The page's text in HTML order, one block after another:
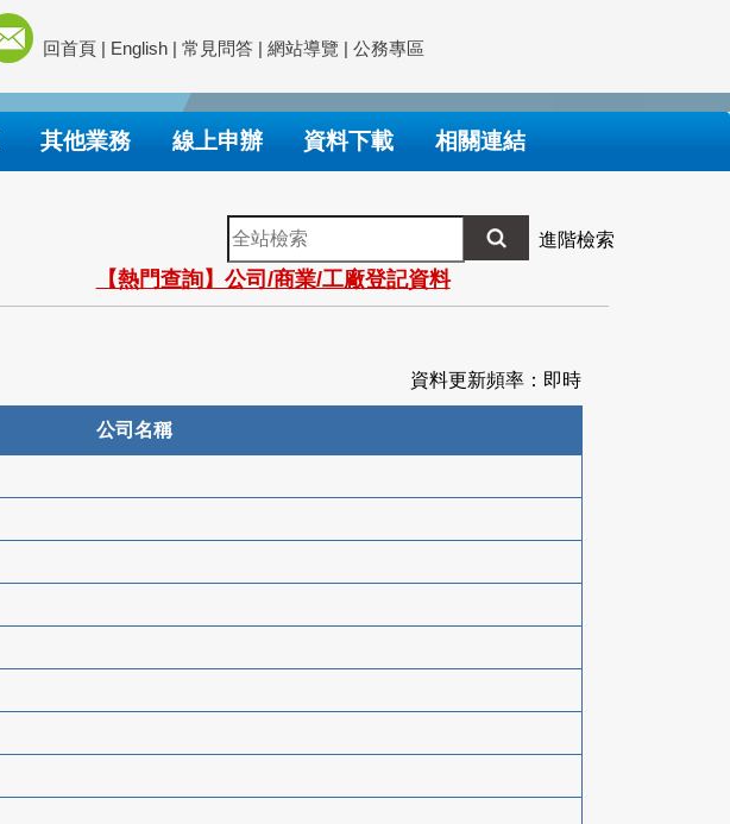
回首頁 | English | 常見問答 | 網站導覽 | 公務專區
其他業務 線上申辦 資料下載 相關連結
全
站
檢
索
進階檢索
【熱門查詢】公司/商業/工廠登記資料
資料更新頻率：即時
公司名稱